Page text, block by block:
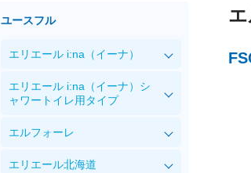
ユースフル
エリエール i:na（イーナ）
エリエール i:na（イーナ）シ
ャワートイレ用タイプ
エルフォーレ
エリエール北海道